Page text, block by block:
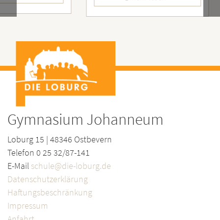
Gymnasium Johanneum
Loburg 15 | 48346 Ostbevern
Telefon 0 25 32/87-141
E-Mail schule@die-loburg.de
Datenschutzerklärung
Haftungsbeschränkung
Impressum